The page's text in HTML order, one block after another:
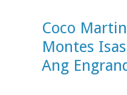
Coco
Montes
Ang